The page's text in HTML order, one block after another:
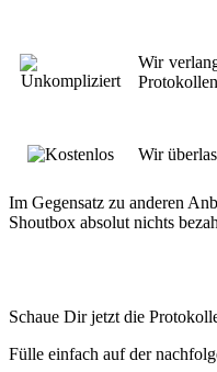
Wir
Wir
Im Gegensatz zu anderen
Shoutbox absolut nichts
Schaue Dir jetzt die
Fülle einfach auf der